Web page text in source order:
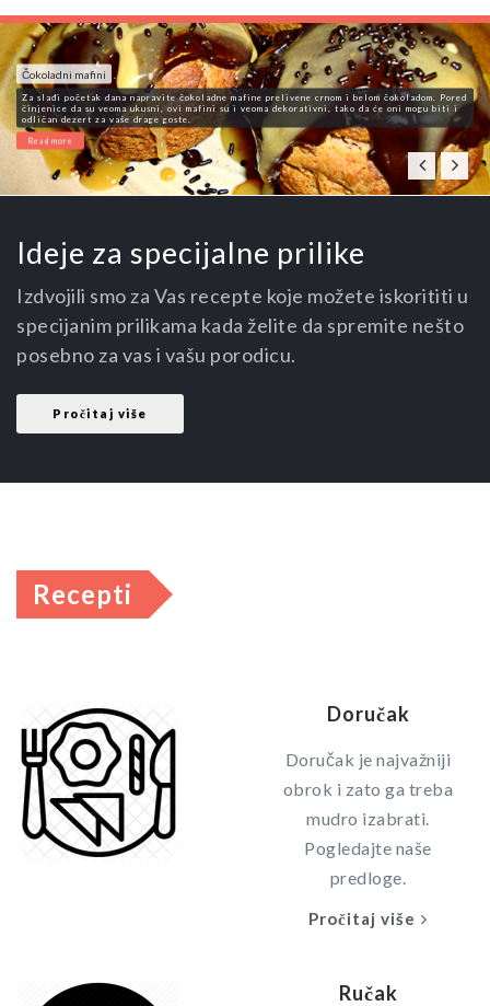
Čokoladni mafini
Za slađi početak dana napravite čokoladne mafine prelivene crnom i belom čokoladom. Pored
činjenice da su veoma ukusni, ovi mafini su i veoma dekorativni, tako da će oni mogu biti i
odličan dezert za vaše drage goste.
Read more
Ideje za specijalne prilike
Izdvojili smo za Vas recepte koje možete iskorititi u
specijanim prilikama kada želite da spremite nešto
posebno za vas i vašu porodicu.
Pročitaj više
Recepti
Doručak
Doručak je najvažniji
obrok i zato ga treba
mudro izabrati.
Pogledajte naše
predloge.
Pročitaj više
Ručak